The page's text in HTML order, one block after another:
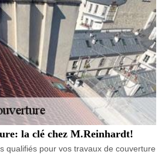
la clé chez M.Reinhardt!
qualifiés pour vos travaux de couverture